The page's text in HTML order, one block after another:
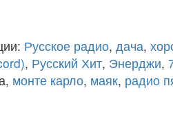
Русское радио, дача,
, Русский Хит, Энерджи,
монте карло, маяк, радио